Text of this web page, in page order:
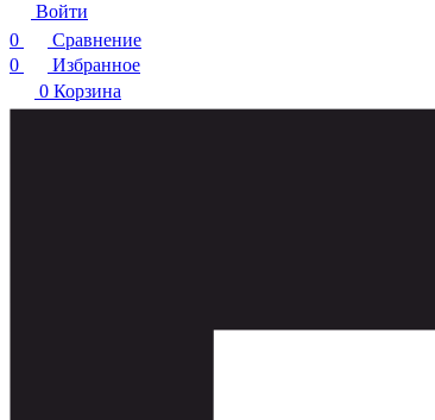
Войти
0
Сравнение
0
Избранное
0 Корзина